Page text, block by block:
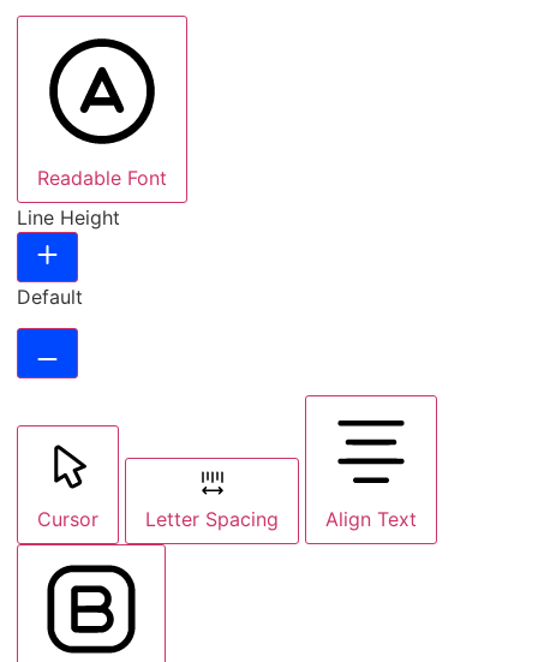
Readable Font
Line Height
Default
Cursor Letter Spacing Align Text